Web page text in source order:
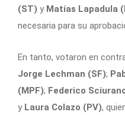
(ST) y Matías Lapadula
necesaria para su
En tanto, votaron en
Jorge Lechman (SF);
(MPF); Federico
y Laura Colazo (PV),